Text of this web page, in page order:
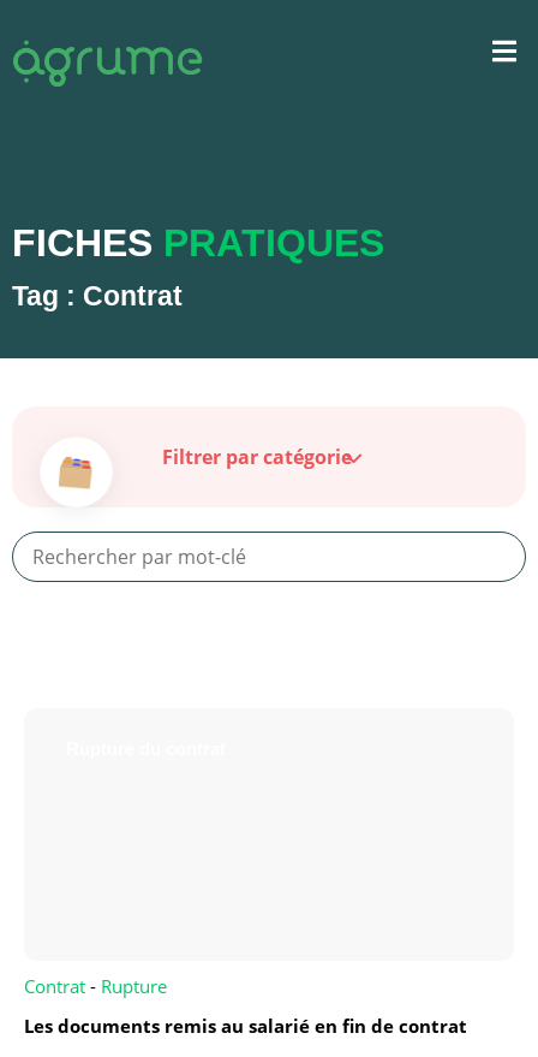
FICHES PRATIQUES
Tag : Contrat
Contrat - Rupture
Les documents remis au salarié en fin de contrat